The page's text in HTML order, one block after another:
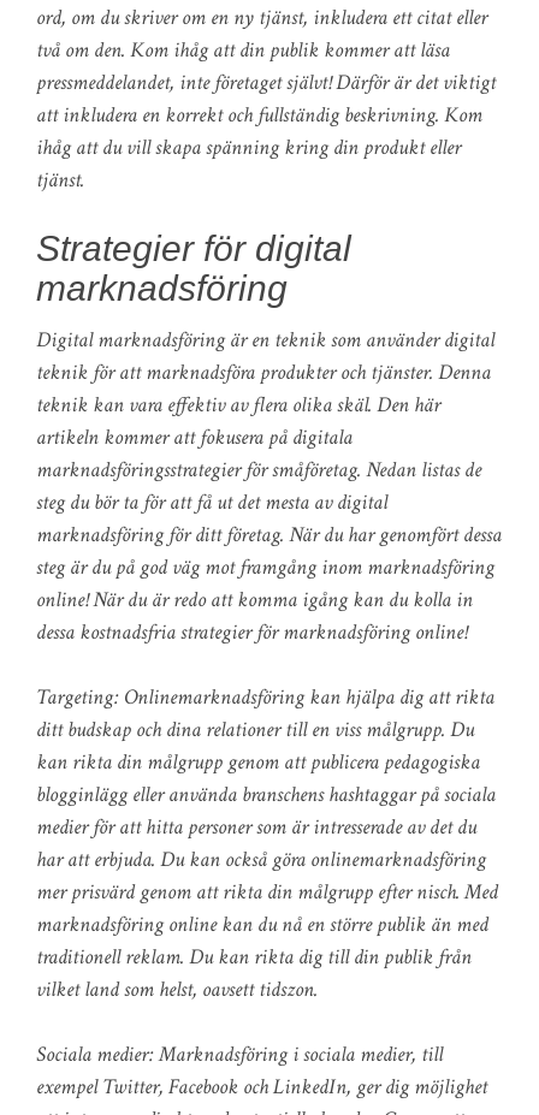
ord, om du skriver om en ny tjänst, inkludera ett citat eller
två om den. Kom ihåg att din publik kommer att läsa
pressmeddelandet, inte företaget självt! Därför är det viktigt
att inkludera en korrekt och fullständig beskrivning. Kom
ihåg att du vill skapa spänning kring din produkt eller
tjänst.
Strategier för digital
marknadsföring
Digital marknadsföring är en teknik som använder digital
teknik för att marknadsföra produkter och tjänster. Denna
teknik kan vara effektiv av flera olika skäl. Den här
artikeln kommer att fokusera på digitala
marknadsföringsstrategier för småföretag. Nedan listas de
steg du bör ta för att få ut det mesta av digital
marknadsföring för ditt företag. När du har genomfört dessa
steg är du på god väg mot framgång inom marknadsföring
online! När du är redo att komma igång kan du kolla in
dessa kostnadsfria strategier för marknadsföring online!
Targeting: Onlinemarknadsföring kan hjälpa dig att rikta
ditt budskap och dina relationer till en viss målgrupp. Du
kan rikta din målgrupp genom att publicera pedagogiska
blogginlägg eller använda branschens hashtaggar på sociala
medier för att hitta personer som är intresserade av det du
har att erbjuda. Du kan också göra onlinemarknadsföring
mer prisvärd genom att rikta din målgrupp efter nisch. Med
marknadsföring online kan du nå en större publik än med
traditionell reklam. Du kan rikta dig till din publik från
vilket land som helst, oavsett tidszon.
Sociala medier: Marknadsföring i sociala medier, till
exempel Twitter, Facebook och LinkedIn, ger dig möjlighet